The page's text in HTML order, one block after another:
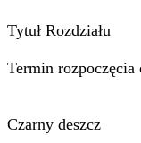
Tytuł Rozdziału
Termin rozpoczęcia
Czarny deszcz